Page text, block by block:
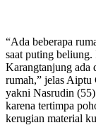
“Ada beberapa
saat puting
Karangtanjung ada
rumah,” jelas Aiptu
yakni Nasrudin
karena tertimpa
kerugian material